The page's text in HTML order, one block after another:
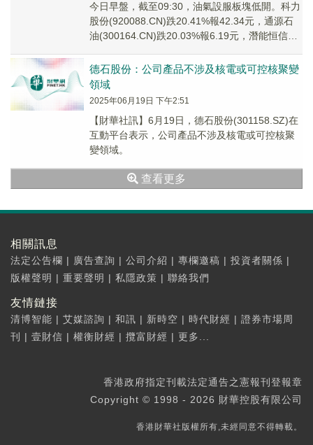
今日早盤，截至09:30，油氣設服板塊低開。科力
股份(920088.CN)跌20.41%報42.34元，通源石
油(300164.CN)跌20.03%報6.19元，潛能恒信
德石股份：公司產品不涉及核電或可控核聚變
領域
2025年06月19日 下午2:51
【財華社訊】6月19日，德石股份(301158.SZ)在
互動平台表示，公司產品不涉及核電或可控核聚
變領域。
查看更多
相關訊息
法定公告欄 | 廣告查詢 | 公司介紹 | 專欄邀稿 | 投資者關係 |
版權聲明 | 重要聲明 | 私隱政策 | 聯絡我們
友情鏈接
清博智能 | 艾媒諮詢 | 和訊 | 新時空 | 時代財經 | 證券市場周
刊
| 壹財信 | 權衡財經 | 攬富財經 | 更多...
香港政府指定刊載法定通告之憲報刊登報章
Copyright © 1998 - 2026 財華控股有限公司
香港財華社版權所有,未經同意不得轉載。